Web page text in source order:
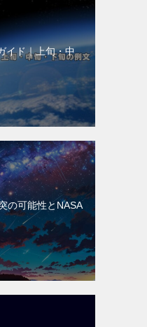
イド｜上旬・中
の可能性とNASA